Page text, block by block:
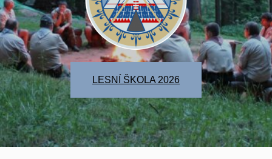
LESNÍ ŠKOLA 2026